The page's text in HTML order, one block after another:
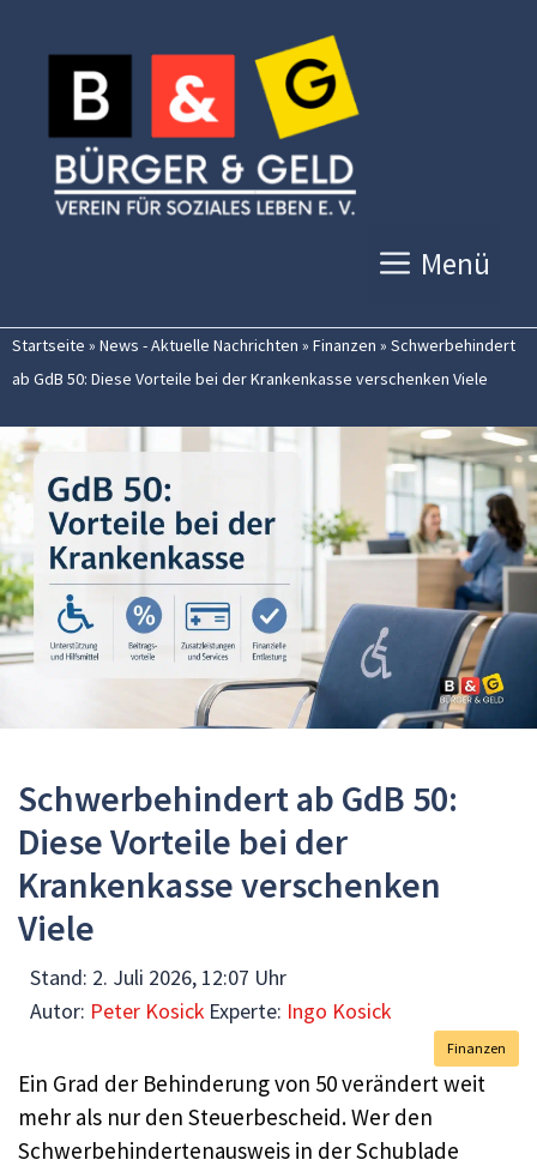
Inhalt
springen
Menü
Startseite » News - Aktuelle Nachrichten » Finanzen » Schwerbehindert
ab GdB 50: Diese Vorteile bei der Krankenkasse verschenken Viele
Schwerbehindert ab GdB 50:
Diese Vorteile bei der
Krankenkasse verschenken
Viele
Stand: 2. Juli 2026, 12:07 Uhr
Autor: Peter Kosick Experte: Ingo Kosick
Finanzen
Ein Grad der Behinderung von 50 verändert weit
mehr als nur den Steuerbescheid. Wer den
Schwerbehindertenausweis in der Schublade